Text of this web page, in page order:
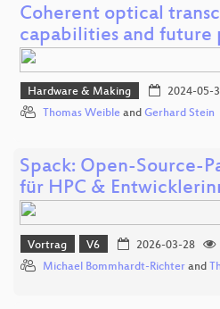
Coherent optical
capabilities and future
Hardware & Making 2024-05-
Thomas Weible and Gerhard Stein
Spack: Open-Source-
für HPC &
Vortrag V6 2026-03-28
Michael Bommhardt-Richter and